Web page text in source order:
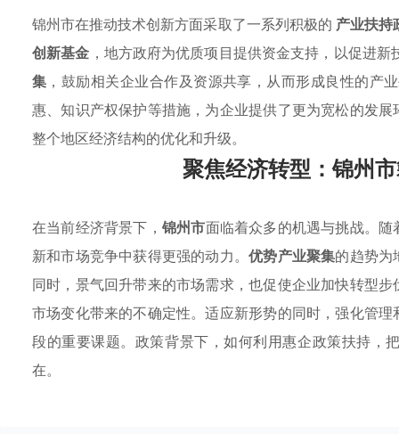
锦州市在推动技术创新方面采取了一系列积极的 产业扶持
创新基金 ，地方政府为优质项目提供资金支持，以促进
集 ，鼓励相关企业合作及资源共享，从而形成良性的产
惠、知识产权保护等措施，为企业提供了更为宽松的发
整个地区经济结构的优化和升级。
聚焦经济转型：锦州
在当前经济背景下， 锦州市面临着众多的机遇与挑战。
新和市场竞争中获得更强的动力。优势产业聚集的趋势为
同时，景气回升带来的市场需求，也促使企业加快转型
市场变化带来的不确定性。适应新形势的同时，强化管
段的重要课题。政策背景下，如何利用惠企政策扶持，
在。